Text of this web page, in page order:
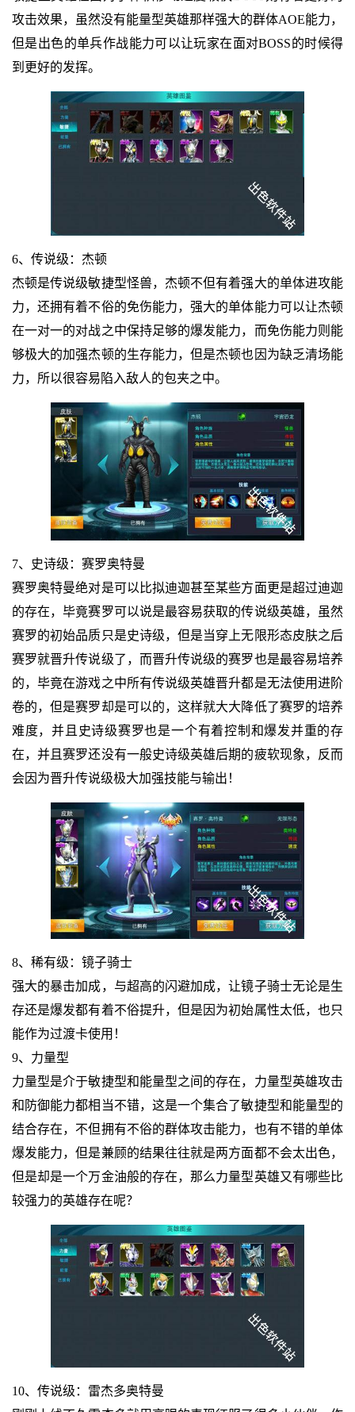
攻击效果，虽然没有能量型英雄那样强大的群体AOE能力，
但是出色的单兵作战能力可以让玩家在面对BOSS的时候得
到更好的发挥。
6、传说级：杰顿
杰顿是传说级敏捷型怪兽，杰顿不但有着强大的单体进攻能
力，还拥有着不俗的免伤能力，强大的单体能力可以让杰顿
在一对一的对战之中保持足够的爆发能力，而免伤能力则能
够极大的加强杰顿的生存能力，但是杰顿也因为缺乏清场能
力，所以很容易陷入敌人的包夹之中。
7、史诗级：赛罗奥特曼
赛罗奥特曼绝对是可以比拟迪迦甚至某些方面更是超过迪迦
的存在，毕竟赛罗可以说是最容易获取的传说级英雄，虽然
赛罗的初始品质只是史诗级，但是当穿上无限形态皮肤之后
赛罗就晋升传说级了，而晋升传说级的赛罗也是最容易培养
的，毕竟在游戏之中所有传说级英雄晋升都是无法使用进阶
卷的，但是赛罗却是可以的，这样就大大降低了赛罗的培养
难度，并且史诗级赛罗也是一个有着控制和爆发并重的存
在，并且赛罗还没有一般史诗级英雄后期的疲软现象，反而
会因为晋升传说级极大加强技能与输出！
8、稀有级：镜子骑士
强大的暴击加成，与超高的闪避加成，让镜子骑士无论是生
存还是爆发都有着不俗提升，但是因为初始属性太低，也只
能作为过渡卡使用！
9、力量型
力量型是介于敏捷型和能量型之间的存在，力量型英雄攻击
和防御能力都相当不错，这是一个集合了敏捷型和能量型的
结合存在，不但拥有不俗的群体攻击能力，也有不错的单体
爆发能力，但是兼顾的结果往往就是两方面都不会太出色，
但是却是一个万金油般的存在，那么力量型英雄又有哪些比
较强力的英雄存在呢？
10、传说级：雷杰多奥特曼